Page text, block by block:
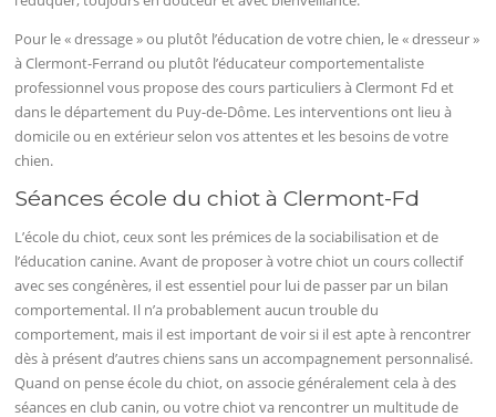
Pour le « dressage » ou plutôt l’éducation de votre chien, le « dresseur »
à Clermont-Ferrand ou plutôt l’éducateur comportementaliste
professionnel vous propose des cours particuliers à Clermont Fd et
dans le département du Puy-de-Dôme. Les interventions ont lieu à
domicile ou en extérieur selon vos attentes et les besoins de votre
chien.
Séances école du chiot à Clermont-Fd
L’école du chiot, ceux sont les prémices de la sociabilisation et de
l’éducation canine. Avant de proposer à votre chiot un cours collectif
avec ses congénères, il est essentiel pour lui de passer par un bilan
comportemental. Il n’a probablement aucun trouble du
comportement, mais il est important de voir si il est apte à rencontrer
dès à présent d’autres chiens sans un accompagnement personnalisé.
Quand on pense école du chiot, on associe généralement cela à des
séances en club canin, ou votre chiot va rencontrer un multitude de